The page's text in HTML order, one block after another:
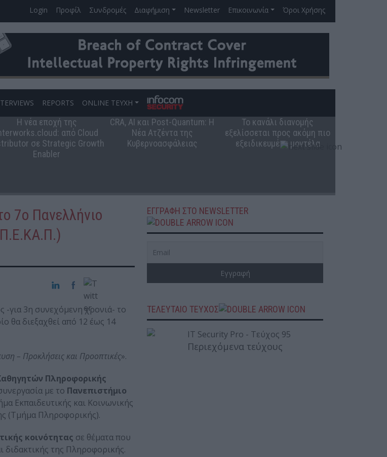
Login Προφίλ Συνδρομές Διαφήμιση Newsletter Επικοινωνία Όροι Χρήσης
REPORTS ONLINE ΤΕΥΧΗ
Η νέα εποχή της
από Cloud
σε Strategic Growth
Enabler
CRA, AI και Post-Quantum: Η
Νέα Ατζέντα της
Κυβερνοασφάλειας
Το κανάλι διανομής
εξελίσσεται προς ακόμη πιο
εξειδικευμένα μοντέλα
7ο Πανελλήνιο
-για 3η συνεχόμενη χρονιά- το
θα διεξαχθεί από 12 έως 14
– Προκλήσεις και Προοπτικές».
Πληροφορικής
με το Πανεπιστήμιο
Εκπαιδευτικής και Κοινωνικής
(Τμήμα Πληροφορικής).
κοινότητας σε θέματα που
διδακτικής της Πληροφορικής.
ΕΓΓΡΑΦΗ ΣΤΟ NEWSLETTER
ΤΕΛΕΥΤΑΙΟ ΤΕΥΧΟΣ
Περιεχόμενα τεύχους